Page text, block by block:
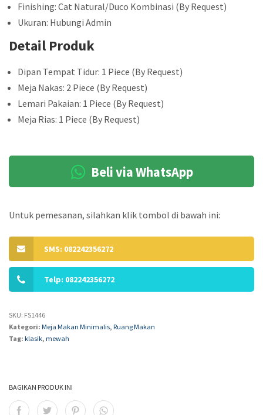
Finishing: Cat Natural/Duco Kombinasi (By Request)
Ukuran: Hubungi Admin
Detail Produk
Dipan Tempat Tidur: 1 Piece (By Request)
Meja Nakas: 2 Piece (By Request)
Lemari Pakaian: 1 Piece (By Request)
Meja Rias: 1 Piece (By Request)
Beli via WhatsApp
Untuk pemesanan, silahkan klik tombol di bawah ini:
SMS: 082242356272
Telp: 082242356272
SKU: FS1446
Kategori: Meja Makan Minimalis, Ruang Makan
Tag: klasik, mewah
BAGIKAN PRODUK INI